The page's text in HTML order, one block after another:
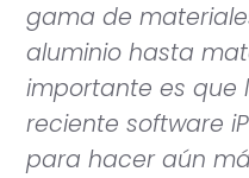
gama de
aluminio hasta
importante es que
reciente software
para hacer aún